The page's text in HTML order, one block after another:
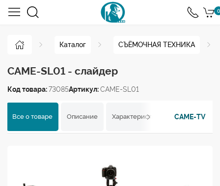
0
Каталог СЪЁМОЧНАЯ ТЕХНИКА
CAME-SL01 - слайдер
Код товара:73085Артикул:CAME-SL01
Все о товаре Описание Характеристики Отзывы
CAME-TV